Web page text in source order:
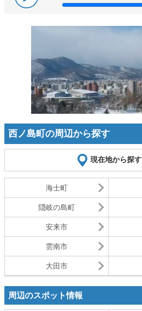
西ノ島町の周辺から探す
現在地から探す
海士町
隠岐の島町
安来市
雲南市
大田市
周辺のスポット情報